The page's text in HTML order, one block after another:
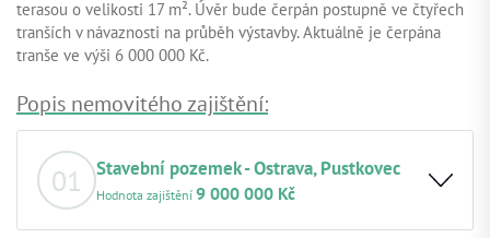
terasou o velikosti 17 m². Úvěr bude čerpán postupně ve čtyřech
tranších v návaznosti na průběh výstavby. Aktuálně je čerpána
tranše ve výši 6 000 000 Kč.
Popis nemovitého zajištění:
01 Stavební pozemek - Ostrava, Pustkovec
Hodnota zajištění 9 000 000 Kč